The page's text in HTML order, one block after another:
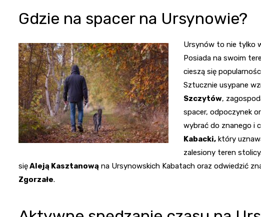
Gdzie na spacer na Ursynowie?
Ursynów to nie tylko
Posiada na swoim
cieszą się
Sztucznie usypane
Szczytów,
spacer, odpoczynek
wybrać do znanego i
Kabacki, który
zalesiony teren
sięAleją Kasztanową na Ursynowskich Kabatach oraz odwiedzić
Zgorzałe.